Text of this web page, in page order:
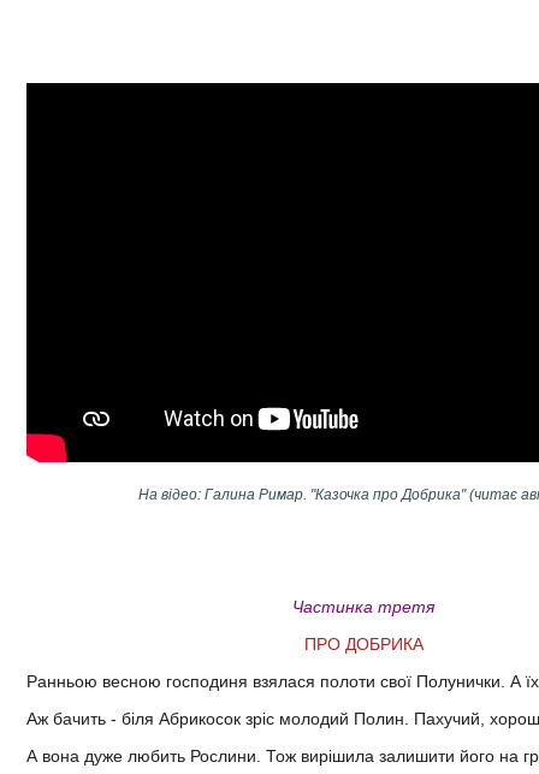
На відео: Галина Римар. "Казочка про Добрика" (читає
Частинка третя
ПРО ДОБРИКА
Ранньою весною господиня взялася полоти свої Полунички. А
Аж бачить - біля Абрикосок зріс молодий Полин. Пахучий,
А вона дуже любить Рослини. Тож вирішила залишити його на